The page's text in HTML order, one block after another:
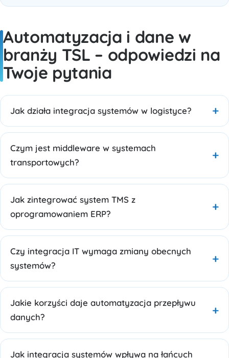
Automatyzacja i dane w
branży TSL – odpowiedzi na
Twoje pytania
Jak działa integracja systemów w logistyce?
Czym jest middleware w systemach
transportowych?
Jak zintegrować system TMS z
oprogramowaniem ERP?
Czy integracja IT wymaga zmiany obecnych
systemów?
Jakie korzyści daje automatyzacja przepływu
danych?
Jak integracja systemów wpływa na łańcuch